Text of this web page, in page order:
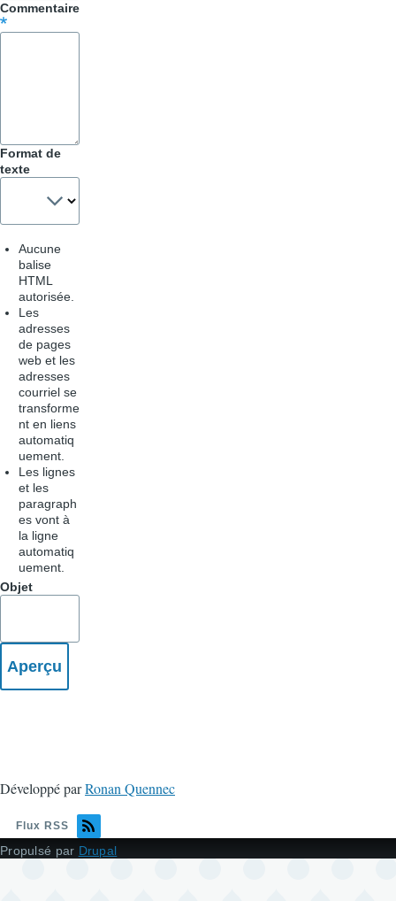
Commentaire
Format de
texte
Aucune
balise
HTML
autorisée.
Les
adresses
de pages
web et les
adresses
courriel se
transforme
nt en liens
automatiq
uement.
Les lignes
et les
paragraph
es vont à
la ligne
automatiq
uement.
Objet
Développé parRonan Quennec
Flux RSS
Propulsé par Drupal